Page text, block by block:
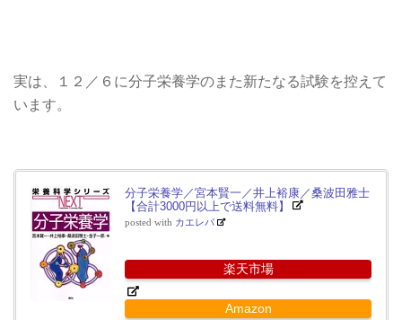
実は、１２／６に分子栄養学のまた新たなる試験を控えて
います。
分子栄養学／宮本賢一／井上裕康／桑波田雅士
【合計3000円以上で送料無料】
posted with カエレバ
楽天市場
Amazon